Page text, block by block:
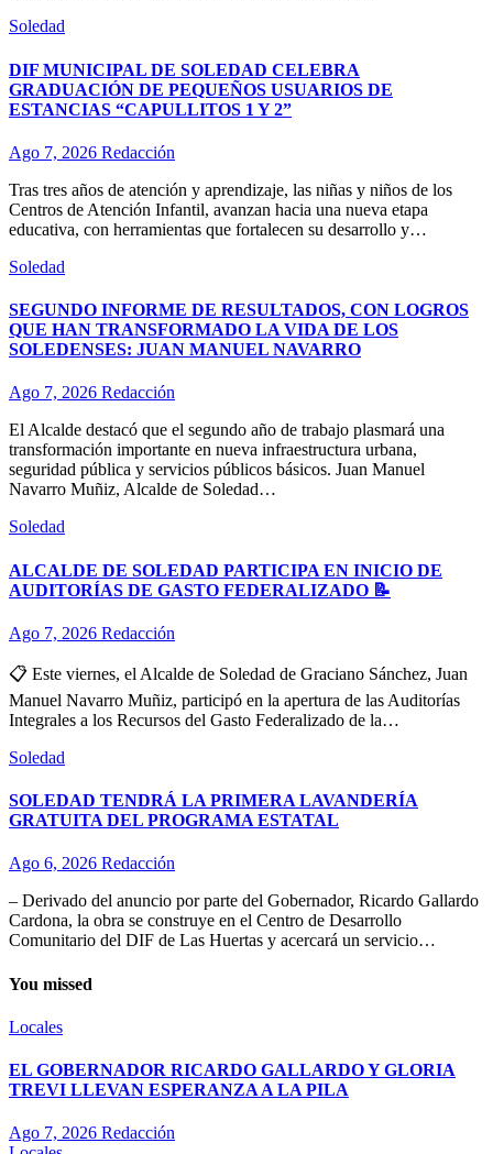
Soledad
DIF MUNICIPAL DE SOLEDAD CELEBRA
GRADUACIÓN DE PEQUEÑOS USUARIOS DE
ESTANCIAS “CAPULLITOS 1 Y 2”
Ago 7, 2026 Redacción
Tras tres años de atención y aprendizaje, las niñas y niños de los
Centros de Atención Infantil, avanzan hacia una nueva etapa
educativa, con herramientas que fortalecen su desarrollo y…
Soledad
SEGUNDO INFORME DE RESULTADOS, CON LOGROS
QUE HAN TRANSFORMADO LA VIDA DE LOS
SOLEDENSES: JUAN MANUEL NAVARRO
Ago 7, 2026 Redacción
El Alcalde destacó que el segundo año de trabajo plasmará una
transformación importante en nueva infraestructura urbana,
seguridad pública y servicios públicos básicos. Juan Manuel
Navarro Muñiz, Alcalde de Soledad…
Soledad
ALCALDE DE SOLEDAD PARTICIPA EN INICIO DE
AUDITORÍAS DE GASTO FEDERALIZADO 📝
Ago 7, 2026 Redacción
📋 Este viernes, el Alcalde de Soledad de Graciano Sánchez, Juan
Manuel Navarro Muñiz, participó en la apertura de las Auditorías
Integrales a los Recursos del Gasto Federalizado de la…
Soledad
SOLEDAD TENDRÁ LA PRIMERA LAVANDERÍA
GRATUITA DEL PROGRAMA ESTATAL
Ago 6, 2026 Redacción
– Derivado del anuncio por parte del Gobernador, Ricardo Gallardo
Cardona, la obra se construye en el Centro de Desarrollo
Comunitario del DIF de Las Huertas y acercará un servicio…
You missed
Locales
EL GOBERNADOR RICARDO GALLARDO Y GLORIA
TREVI LLEVAN ESPERANZA A LA PILA
Ago 7, 2026 Redacción